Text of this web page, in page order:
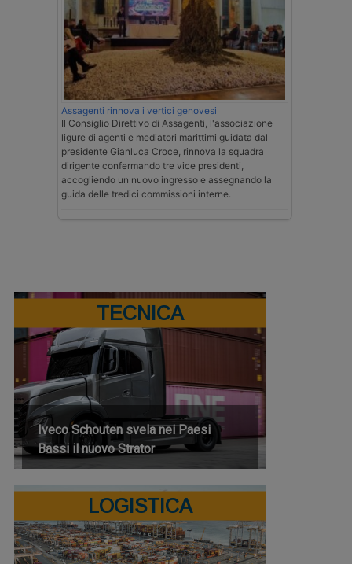
Assagenti rinnova i vertici genovesi
Il Consiglio Direttivo di Assagenti, l'associazione
ligure di agenti e mediatori marittimi guidata dal
presidente Gianluca Croce, rinnova la squadra
dirigente confermando tre vice presidenti,
accogliendo un nuovo ingresso e assegnando la
guida delle tredici commissioni interne.
TECNICA
Iveco Schouten svela nei Paesi
Bassi il nuovo Strator
LOGISTICA